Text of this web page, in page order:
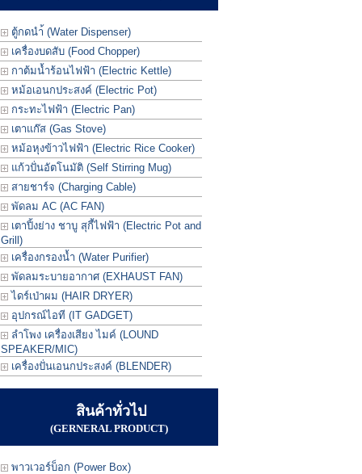
ตู้กดนำ้ (Water Dispenser)
เครื่องบดสับ (Food Chopper)
กาต้มน้ำร้อนไฟฟ้า (Electric Kettle)
หม้อเอนกประสงค์ (Electric Pot)
กระทะไฟฟ้า (Electric Pan)
เตาแก๊ส (Gas Stove)
หม้อหุงข้าวไฟฟ้า (Electric Rice Cooker)
แก้วปั่นอัตโนมัติ (Self Stirring Mug)
สายชาร์จ (Charging Cable)
พัดลม AC (AC FAN)
เตาปิ้งย่าง ชาบู สุกี้ไฟฟ้า (Electric Pot and
Grill)
เครื่องกรองน้ำ (Water Purifier)
พัดลมระบายอากาศ (EXHAUST FAN)
ไดร์เป่าผม (HAIR DRYER)
อุปกรณ์ไอที (IT GADGET)
ลำโพง เครื่องเสียง ไมค์ (LOUND
SPEAKER/MIC)
เครื่องปั่นเอนกประสงค์ (BLENDER)
สินค้าทั่วไป
(GERNERAL PRODUCT)
พาวเวอร์บ็อก (Power Box)